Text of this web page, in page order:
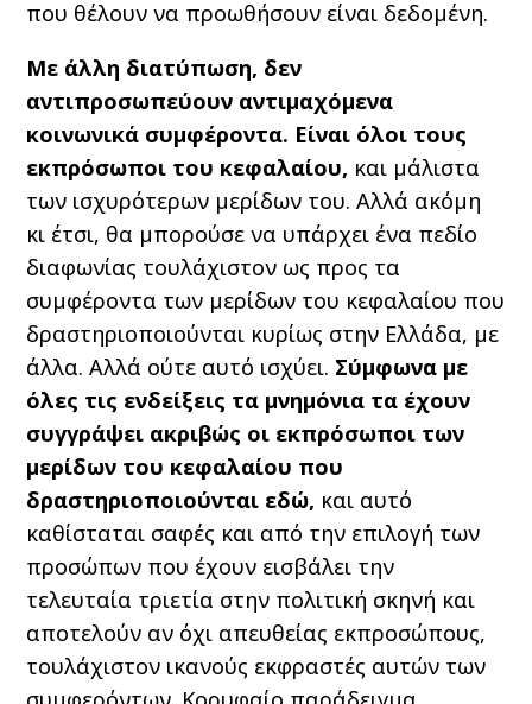
που θέλουν να προωθήσουν είναι δεδομένη.
Με άλλη διατύπωση, δεν
αντιπροσωπεύουν αντιμαχόμενα
κοινωνικά συμφέροντα. Είναι όλοι τους
εκπρόσωποι του κεφαλαίου, και μάλιστα
των ισχυρότερων μερίδων του. Αλλά ακόμη
κι έτσι, θα μπορούσε να υπάρχει ένα πεδίο
διαφωνίας τουλάχιστον ως προς τα
συμφέροντα των μερίδων του κεφαλαίου που
δραστηριοποιούνται κυρίως στην Ελλάδα, με
άλλα. Αλλά ούτε αυτό ισχύει. Σύμφωνα με
όλες τις ενδείξεις τα μνημόνια τα έχουν
συγγράψει ακριβώς οι εκπρόσωποι των
μερίδων του κεφαλαίου που
δραστηριοποιούνται εδώ, και αυτό
καθίσταται σαφές και από την επιλογή των
προσώπων που έχουν εισβάλει την
τελευταία τριετία στην πολιτική σκηνή και
αποτελούν αν όχι απευθείας εκπροσώπους,
τουλάχιστον ικανούς εκφραστές αυτών των